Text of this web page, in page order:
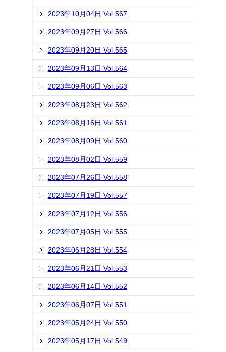
2023年10月04日 Vol.567
2023年09月27日 Vol.566
2023年09月20日 Vol.565
2023年09月13日 Vol.564
2023年09月06日 Vol.563
2023年08月23日 Vol.562
2023年08月16日 Vol.561
2023年08月09日 Vol.560
2023年08月02日 Vol.559
2023年07月26日 Vol.558
2023年07月19日 Vol.557
2023年07月12日 Vol.556
2023年07月05日 Vol.555
2023年06月28日 Vol.554
2023年06月21日 Vol.553
2023年06月14日 Vol.552
2023年06月07日 Vol.551
2023年05月24日 Vol.550
2023年05月17日 Vol.549